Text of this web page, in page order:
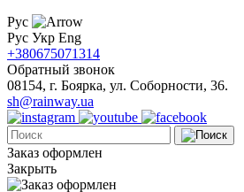
Рус
Рус Укр Eng
+380675071314
Обратный звонок
08154, г. Боярка, ул. Соборности, 36.
sh@rainway.ua
Заказ оформлен
Закрыть